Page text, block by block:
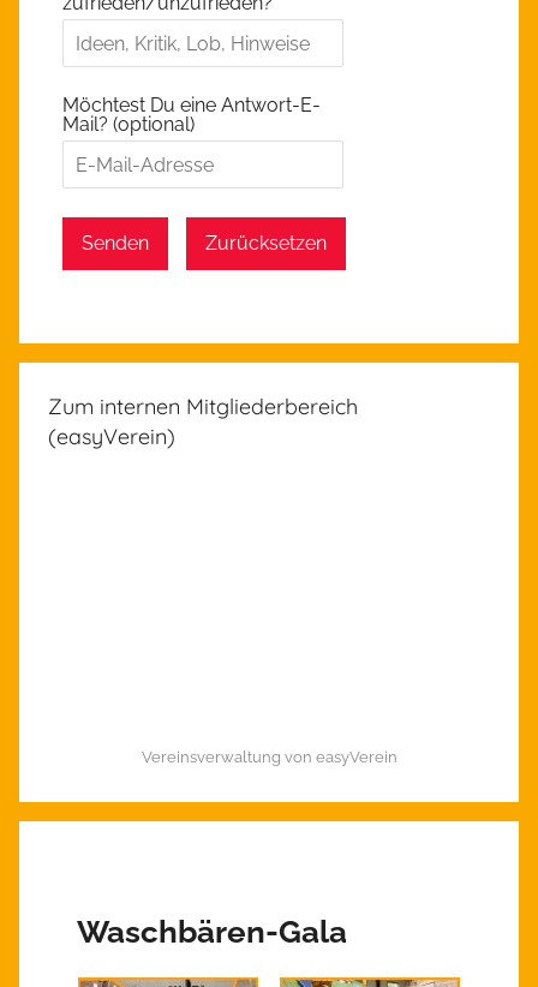
Möchtest Du eine Antwort-E-
Mail? (optional)
Senden Zurücksetzen
Zum internen Mitgliederbereich
(easyVerein)
Vereinsverwaltung von easyVerein
Waschbären-Gala